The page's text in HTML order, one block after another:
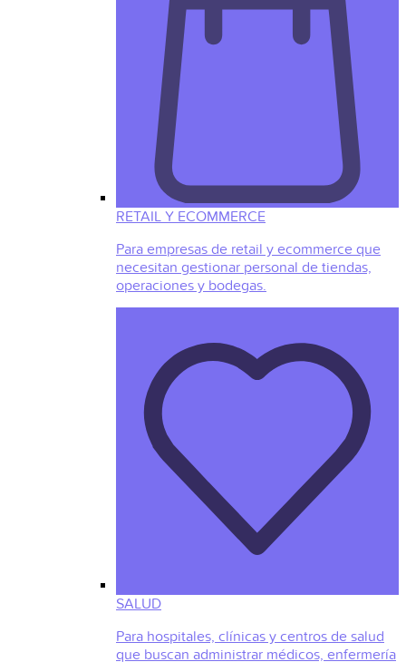
RETAIL Y ECOMMERCE
Para empresas de retail y ecommerce que
necesitan gestionar personal de tiendas,
operaciones y bodegas.
SALUD
Para hospitales, clínicas y centros de salud
que buscan administrar médicos, enfermería